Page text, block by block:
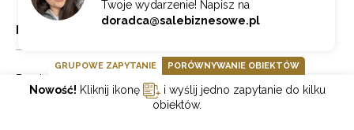
Twoje wydarzenie! Napisz na
doradca@salebiznesowe.pl
NA SKRÓTY
Eventy Online
Partnerzy
GRUPOWE ZAPYTANIE PORÓWNYWANIE OBIEKTÓW
Nowość! Kliknij ikonę
i wyślij jedno zapytanie do kilku
obiektów.